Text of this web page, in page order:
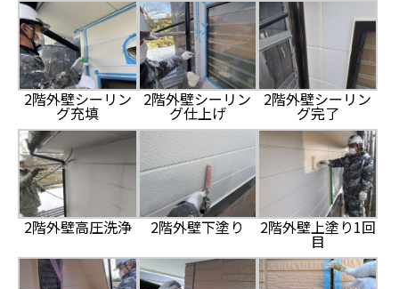
2階外壁シーリン
グ充填
2階外壁シーリン
グ仕上げ
2階外壁シーリン
グ完了
2階外壁高圧洗浄 2階外壁下塗り 2階外壁上塗り1回
目